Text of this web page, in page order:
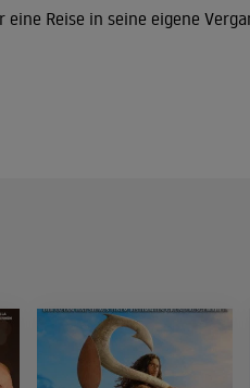
Reise in seine eigene